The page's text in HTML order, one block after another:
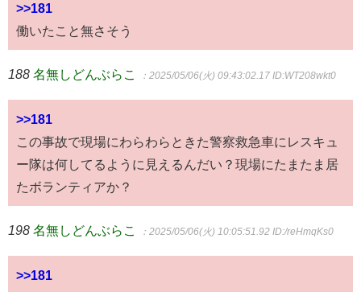
>>181
働いたこと無さそう
188 名無しどんぶらこ ：2025/05/06(火) 09:43:02.17 ID:WT208wkt0
>>181
この事故で現場にわらわらときた警察救急車にレスキュ
ー隊は何してるように見えるんだい？現場にたまたま居
たボランティアか？
198 名無しどんぶらこ ：2025/05/06(火) 10:05:51.92 ID:/reHmqKs0
>>181